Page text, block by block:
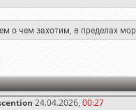
о чем захотим, в пределах
24.04.2026, 00:27